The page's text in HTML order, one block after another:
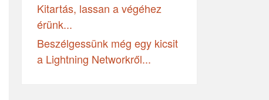
Kitartás, lassan a végéhez
érünk...
Beszélgessünk még egy kicsit
a Lightning Networkről...